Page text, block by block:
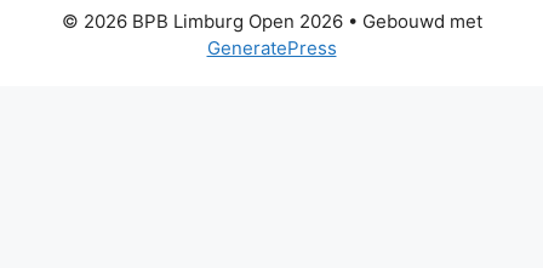
© 2026 BPB Limburg Open 2026• Gebouwd met
GeneratePress